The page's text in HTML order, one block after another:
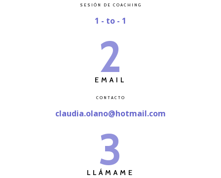
SESIÓN DE COACHING
1 - to - 1
2
EMAIL
CONTACTO
claudia.olano@hotmail.com
3
LLÁMAME